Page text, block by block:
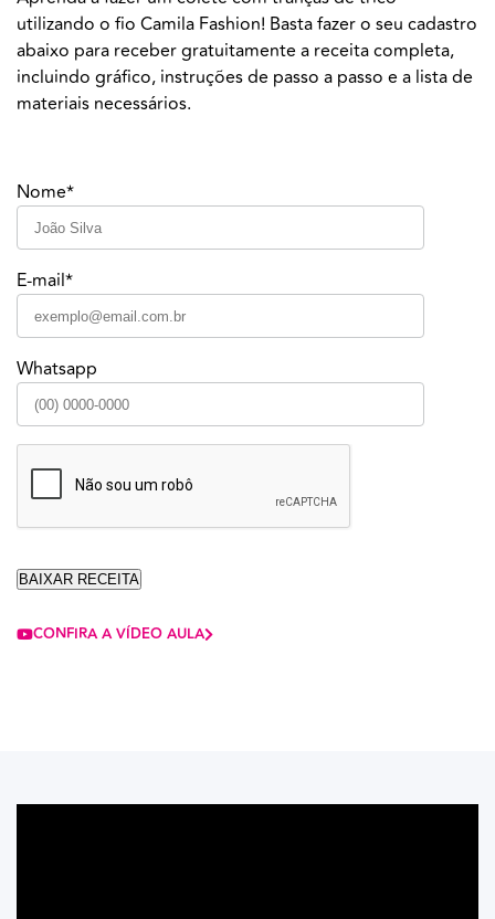
utilizando o fio Camila Fashion! Basta fazer o seu cadastro
abaixo para receber gratuitamente a receita completa,
incluindo gráfico, instruções de passo a passo e a lista de
materiais necessários.
Nome*
E-mail*
Whatsapp
CONFIRA A VÍDEO AULA